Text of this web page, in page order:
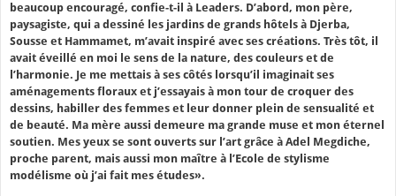
beaucoup encouragé, confie-t-il à Leaders. D’abord, mon père,
paysagiste, qui a dessiné les jardins de grands hôtels à Djerba,
Sousse et Hammamet, m’avait inspiré avec ses créations. Très tôt, il
avait éveillé en moi le sens de la nature, des couleurs et de
l’harmonie. Je me mettais à ses côtés lorsqu’il imaginait ses
aménagements floraux et j’essayais à mon tour de croquer des
dessins, habiller des femmes et leur donner plein de sensualité et
de beauté. Ma mère aussi demeure ma grande muse et mon éternel
soutien. Mes yeux se sont ouverts sur l’art grâce à Adel Megdiche,
proche parent, mais aussi mon maître à l’Ecole de stylisme
modélisme où j’ai fait mes études».